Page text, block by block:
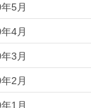
5月
4月
3月
2月
1月